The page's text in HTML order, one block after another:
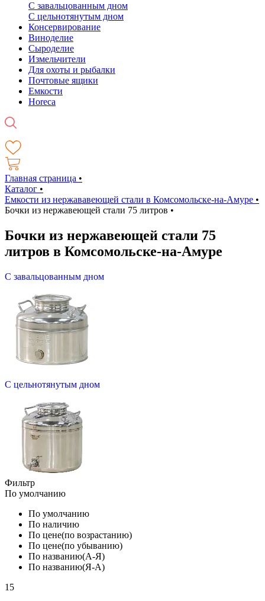
С завальцованным дном
С цельнотянутым дном
Консервирование
Виноделие
Сыроделие
Измельчители
Для охоты и рыбалки
Почтовые ящики
Емкости
Horeca
Главная страница •
Каталог •
Емкости из нержававеющей стали в Комсомольске-на-Амуре •
Бочки из нержавеющей стали 75 литров •
Бочки из нержавеющей стали 75
литров в Комсомольске-на-Амуре
С завальцованным дном
С цельнотянутым дном
Фильтр
По умолчанию
По умолчанию
По наличию
По цене(по возрастанию)
По цене(по убыванию)
По названию(А-Я)
По названию(Я-А)
15